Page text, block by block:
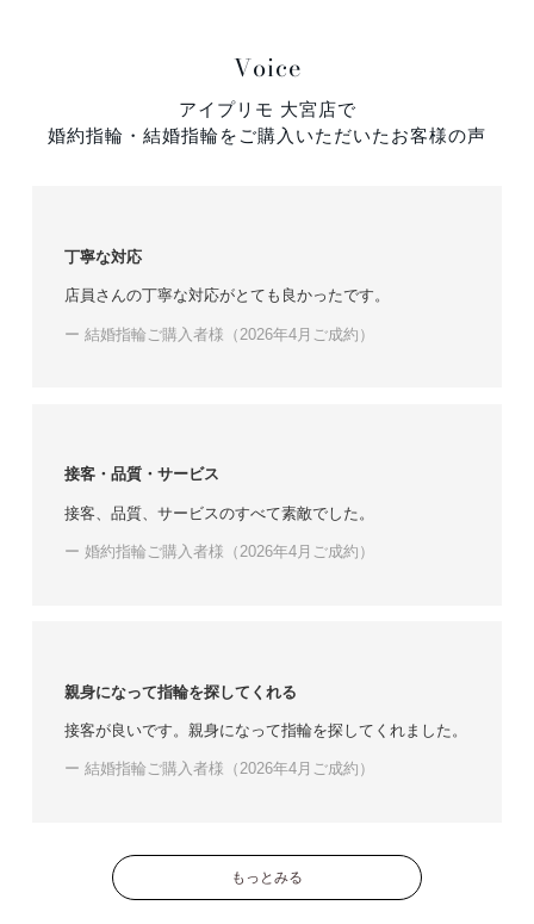
Voice
アイプリモ 大宮店で
婚約指輪・結婚指輪をご購入いただいたお客様の声
丁寧な対応
店員さんの丁寧な対応がとても良かったです。
ー 結婚指輪ご購入者様（2026年4月ご成約）
接客・品質・サービス
接客、品質、サービスのすべて素敵でした。
ー 婚約指輪ご購入者様（2026年4月ご成約）
親身になって指輪を探してくれる
接客が良いです。親身になって指輪を探してくれました。
ー 結婚指輪ご購入者様（2026年4月ご成約）
もっとみる